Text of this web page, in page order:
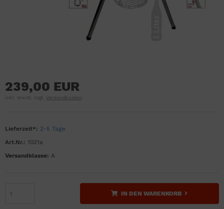
239,00 EUR
inkl. MwSt. zzgl. Versandkosten
Lieferzeit*: 2-5 Tage
Art.Nr.: 1021a
Versandklasse: A
IN DEN WARENKORB